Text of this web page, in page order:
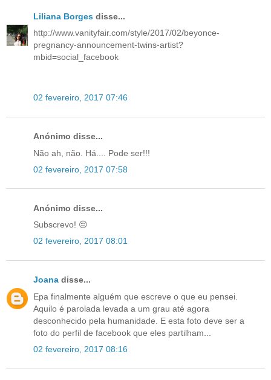
Liliana Borges disse...
http://www.vanityfair.com/style/2017/02/beyonce-
pregnancy-announcement-twins-artist?
mbid=social_facebook
02 fevereiro, 2017 07:46
Anónimo disse...
Não ah, não. Há.... Pode ser!!!
02 fevereiro, 2017 07:58
Anónimo disse...
Subscrevo! 😔
02 fevereiro, 2017 08:01
Joana disse...
Epa finalmente alguém que escreve o que eu pensei.
Aquilo é parolada levada a um grau até agora
desconhecido pela humanidade. E esta foto deve ser a
foto do perfil de facebook que eles partilham...
02 fevereiro, 2017 08:16